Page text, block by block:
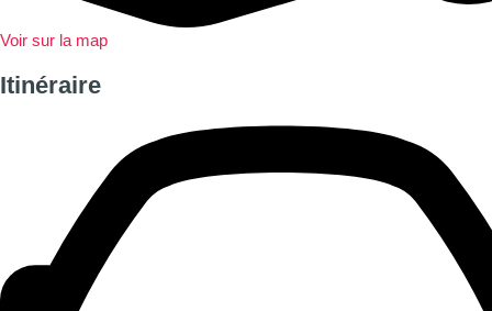
Voir sur la map
Itinéraire